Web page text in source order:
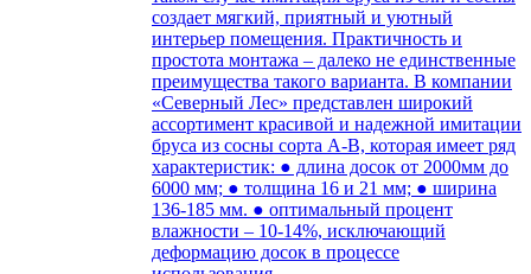
создает мягкий, приятный и уютный
интерьер помещения. Практичность и
простота монтажа – далеко не единственные
преимущества такого варианта. В компании
«Северный Лес» представлен широкий
ассортимент красивой и надежной имитации
бруса из сосны сорта А-В, которая имеет ряд
характеристик: ● длина досок от 2000мм до
6000 мм; ● толщина 16 и 21 мм; ● ширина
136-185 мм. ● оптимальный процент
влажности – 10-14%, исключающий
деформацию досок в процессе